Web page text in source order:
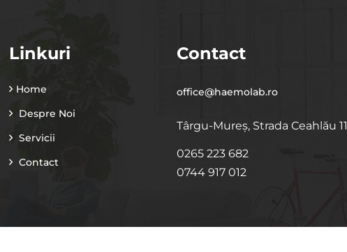
Linkuri
Home
Despre Noi
Servicii
Contact
Contact
office@haemolab.ro
Târgu-Mureș, Strada Ceahlău 11
0265 223 682
0744 917 012